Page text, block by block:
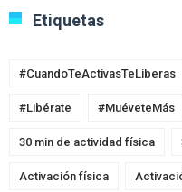
Etiquetas
#CuandoTeActivasTeLiberas
#Libérate #MuéveteMás
30 min de actividad física
Activación física